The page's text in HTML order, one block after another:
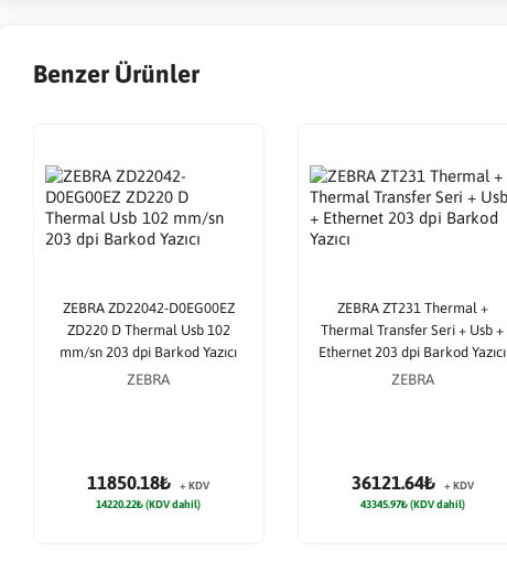
Benzer Ürünler
ZEBRA ZD22042-D0EG00EZ
ZD220 D Thermal Usb 102
mm/sn 203 dpi Barkod Yazıcı
ZEBRA
11850.18₺
+ KDV
14220.22₺ (KDV dahil)
ZEBRA ZT231 Thermal +
Thermal Transfer Seri + Usb +
Ethernet 203 dpi Barkod Yazıcı
ZEBRA
36121.64₺
+ KDV
43345.97₺ (KDV dahil)